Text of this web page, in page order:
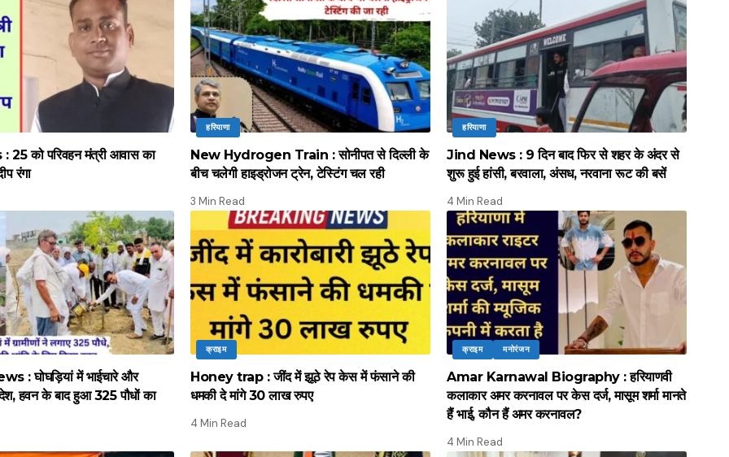
को परिवहन मंत्री आवास का
रंगा
हरियाणा
New Hydrogen Train : सोनीपत से दिल्ली के
बीच चलेगी हाइड्रोजन ट्रेन, टेस्टिंग चल रही
3 Min Read
हरियाणा
Jind News : 9 दिन बाद फिर से शहर के अंदर से
शुरू हुई हांसी, बरवाला, अंसध, नरवाना रूट की बसें
4 Min Read
: घोघड़ियां में भाईचारे और
हवन के बाद हुआ 325 पौधों का
क्राइम
Honey trap : जींद में झूठे रेप केस में फंसाने की
धमकी दे मांगे 30 लाख रुपए
4 Min Read
क्राइम मनोरंजन
Amar Karnawal Biography : हरियाणवी
कलाकार अमर करनावल पर केस दर्ज, मासूम शर्मा मानते
हैं भाई, कौन हैं अमर करनावल?
4 Min Read